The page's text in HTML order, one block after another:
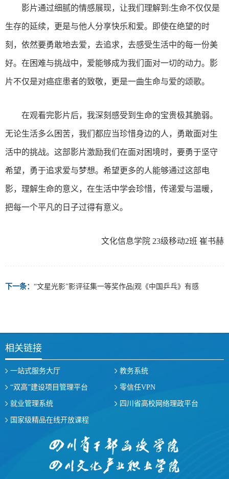
影片通过细腻的情感展现，让我们理解到:生命不仅仅是
生存的延续，更是与他人分享快乐和爱。即使在绝望的时
刻，依然要勇敢地去爱，去追求，去感受生活中的每一份美
好。在困难与挑战中，爱能够成为我们面对一切的动力。影
片不仅是对癌症患者的致敬，更是一曲生命与爱的颂歌。
在观看完影片后，我深刻感受到生命的宝贵极其脆弱。
无论生活多么困苦，我们都应当珍惜身边的人，勇敢面对生
活中的挑战。这部影片激励我们在面对困境时，要勇于坚守
希望，勇于追求爱与梦想。希望更多的人能够通过这部电
影，理解生命的意义，在生活中学会珍惜，传递爱与温暖，
把每一个平凡的日子过得有意义。
文化信息学院 23级移动2班 崔书赫
下一条： “文星光影”影评征集一等奖作品|观《中国乒乓》有感
相关链接
一站式服务大厅 教务系统
“双高”建设项目管理平台 零信任VPN
就业管理系统 四川省高校网络理政平台
国家级精品在线开放课程